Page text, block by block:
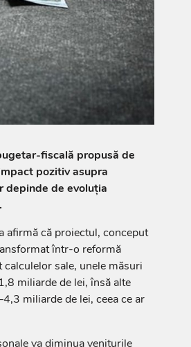
fiscală propusă de
pozitiv asupra
depinde de evoluția
afirmă că proiectul, conceput
într-o reformă
calculelor sale, unele măsuri
miliarde de lei, însă alte
miliarde de lei, ceea ce ar
va diminua veniturile